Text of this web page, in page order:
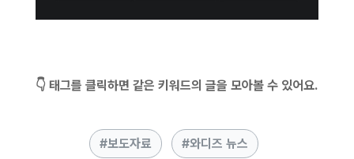
👇 태그를 클릭하면 같은 키워드의 글을 모아볼 수 있어요.
보도자료 와디즈 뉴스